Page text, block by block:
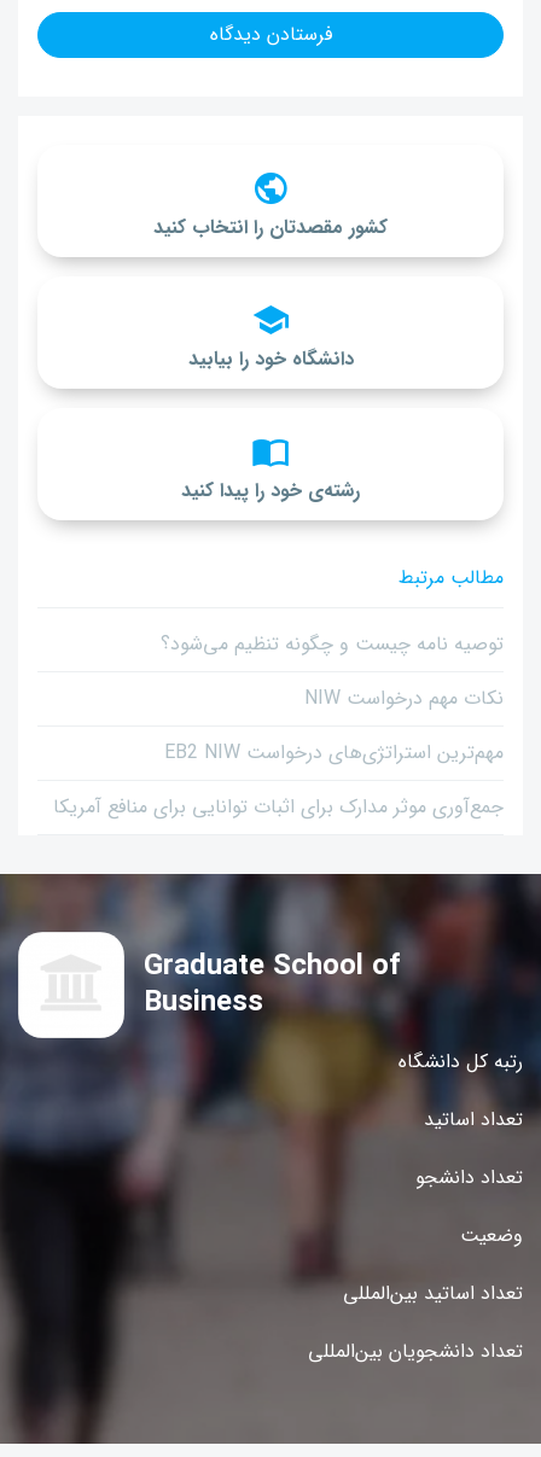
کشور مقصدتان را انتخاب کنید
دانشگاه خود را بیابید
رشته‌ی خود را پیدا کنید
مطالب مرتبط
توصیه نامه چیست و چگونه تنظیم می‌شود؟
نکات مهم درخواست NIW
مهم‌ترین استراتژی‌های درخواست EB2 NIW
جمع‌آوری موثر مدارک برای اثبات توانایی برای منافع آمریکا
رتبه کل دانشگاه
تعداد اساتید
تعداد دانشجو
وضعیت
تعداد اساتید بین‌المللی
تعداد دانشجویان بین‌المللی
Graduate School of
Business